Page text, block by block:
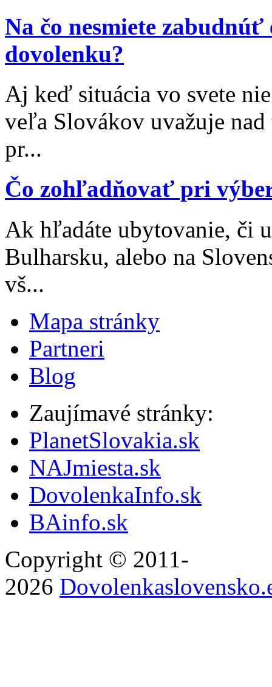
Na čo nesmiete zabudnúť
dovolenku?
Aj keď situácia vo svete
veľa Slovákov uvažuje
pr...
Čo zohľadňovať pri
Ak hľadáte ubytovanie, či
Bulharsku, alebo na
vš...
Mapa stránky
Partneri
Blog
Zaujímavé stránky:
PlanetSlovakia.sk
NAJmiesta.sk
DovolenkaInfo.sk
BAinfo.sk
Copyright © 2011-
2026